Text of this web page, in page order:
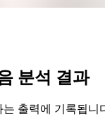
분석 결과
출력에 기록됩니